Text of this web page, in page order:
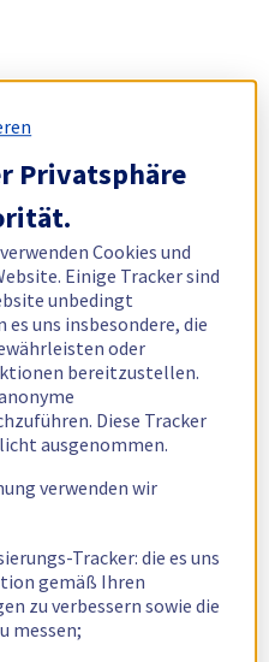
Privatsphäre
verwenden Cookies und
Einige Tracker sind
unbedingt
uns insbesondere, die
oder
bereitzustellen.
Diese Tracker
ausgenommen.
verwenden wir
Tracker: die es uns
gemäß Ihren
zu verbessern sowie die
messen;